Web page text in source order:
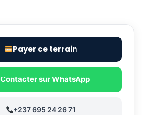
Payer ce terrain
Contacter sur WhatsApp
+237 695 24 26 71